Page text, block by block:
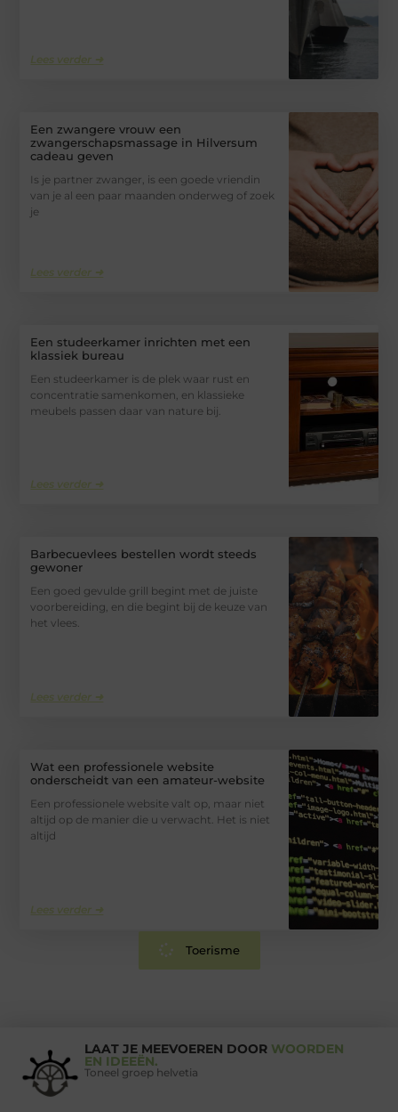
Lees verder ➜
Een zwangere vrouw een
zwangerschapsmassage in Hilversum
cadeau geven
Is je partner zwanger, is een goede vriendin
van je al een paar maanden onderweg of zoek
je
Lees verder ➜
Een studeerkamer inrichten met een
klassiek bureau
Een studeerkamer is de plek waar rust en
concentratie samenkomen, en klassieke
meubels passen daar van nature bij.
Lees verder ➜
Barbecuevlees bestellen wordt steeds
gewoner
Een goed gevulde grill begint met de juiste
voorbereiding, en die begint bij de keuze van
het vlees.
Lees verder ➜
Wat een professionele website
onderscheidt van een amateur-website
Een professionele website valt op, maar niet
altijd op de manier die u verwacht. Het is niet
altijd
Lees verder ➜
Toerisme
LAAT JE MEEVOEREN DOOR WOORDEN
EN IDEEËN.
Toneel groep helvetia